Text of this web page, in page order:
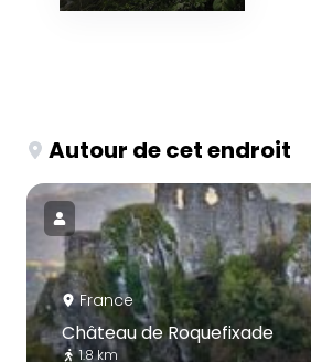
Autour de cet endroit
France
Château de Roquefixade
1.8 km